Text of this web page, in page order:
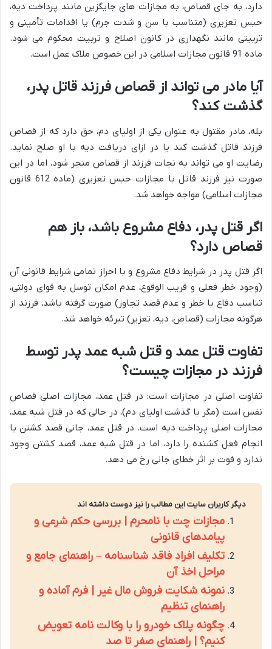
دارد، به جای قصاص، به مجازات های جایگزین مانند پرداخت دیه،
حبس تعزیری (متناسب با سن و شدت جرم) یا اقدامات تأمینی و
تربیتی مانند نگهداری در کانون اصلاح و تربیت محکوم می شود.
ماده 91 قانون مجازات اسلامی در این خصوص ملاک عمل است.
آیا مادر می تواند از قصاص فرزند قاتل پدر،
گذشت کند؟
بله، مادر مقتول به عنوان یکی از اولیای دم، حق دارد که از قصاص
فرزند قاتل گذشت کند یا در ازای دریافت دیه با او صلح نماید.
رضایت او می تواند به نجات فرزند از قصاص منجر شود، اما در این
صورت نیز فرزند قاتل با مجازات حبس تعزیری (ماده 612 قانون
مجازات اسلامی) مواجه خواهد شد.
اگر قتل پدر، دفاع مشروع باشد، باز هم
قصاص دارد؟
اگر قتل پدر در شرایط دفاع مشروع و با احراز تمامی شرایط قانونی آن
(وجود خطر فعلی و قریب الوقوع، عدم امکان توسل به قوای دولتی،
تناسب دفاع با خطر و عدم قصد تجاوز) صورت گرفته باشد، فرزند از
هرگونه مجازات (قصاص، دیه، تعزیر) تبرئه خواهد شد.
تفاوت قتل عمد و قتل شبه عمد پدر توسط
فرزند در مجازات چیست؟
تفاوت اصلی در مجازات است: در قتل عمد، مجازات اصلی قصاص
نفس است (مگر با گذشت اولیای دم)، در حالی که در قتل شبه عمد،
مجازات اصلی پرداخت دیه است. در قتل عمد، جانی قصد کشتن یا
انجام فعل کشنده را دارد، اما در قتل شبه عمد، قصد کشتن وجود
ندارد و فوت بر اثر خطای جانی رخ می دهد.
دیگر کاربران سایت این مطالب را نیز دوست داشته اند
مجازات چت با نامحرم | بررسی حکم شرعی و
پیامدهای قانونی
تکلیف افراد فاقد شناسنامه – راهنمای جامع و
مراحل اخذ آن
نمونه شکایت فروش مال غیر | فرم آماده و
راهنمای تنظیم
چگونه پلاک خودرو را با وکالت نامه تعویض
کنیم؟ | راهنمای صفر تا صد